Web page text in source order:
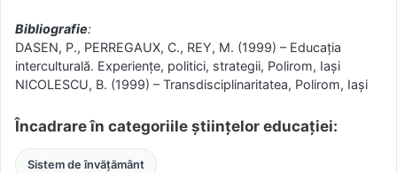
Bibliografie:
DASEN, P., PERREGAUX, C., REY, M. (1999) – Educația
interculturală. Experiențe, politici, strategii, Polirom, Iași
NICOLESCU, B. (1999) – Transdisciplinaritatea, Polirom, Iași
Încadrare în categoriile științelor educației:
Sistem de învățământ